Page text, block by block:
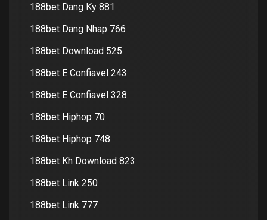
188bet Dang Ky 881
188bet Dang Nhap 766
188bet Download 525
188bet E Confiavel 243
188bet E Confiavel 328
188bet Hiphop 70
188bet Hiphop 748
188bet Kh Download 823
188bet Link 250
188bet Link 777